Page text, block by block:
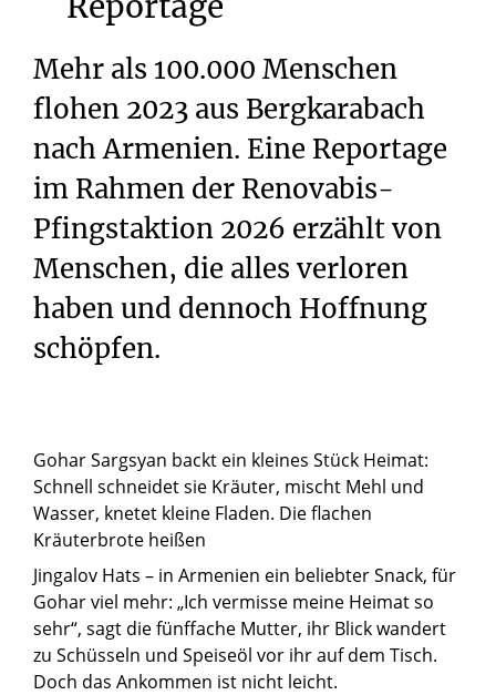
Mehr als 100.000 Menschen
flohen 2023 aus Bergkarabach
nach Armenien. Eine Reportage
im Rahmen der Renovabis-
Pfingstaktion 2026 erzählt von
Menschen, die alles verloren
haben und dennoch Hoffnung
schöpfen.
Gohar Sargsyan backt ein kleines Stück Heimat:
Schnell schneidet sie Kräuter, mischt Mehl und
Wasser, knetet kleine Fladen. Die flachen
Kräuterbrote heißen
Jingalov Hats – in Armenien ein beliebter Snack, für
Gohar viel mehr: „Ich vermisse meine Heimat so
sehr“, sagt die fünffache Mutter, ihr Blick wandert
zu Schüsseln und Speiseöl vor ihr auf dem Tisch.
Doch das Ankommen ist nicht leicht.